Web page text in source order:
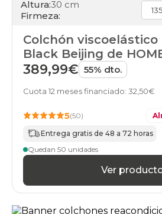
doble
Altura:30 cm
Firmeza:
Colchón viscoelástico
Black Beijing de
389,99€ 55% dto.
Cuota 12 meses financiado: 32,50€
5(50)
Entrega gratis de 48 a 72 horas
Quedan 50 unidades
Ver